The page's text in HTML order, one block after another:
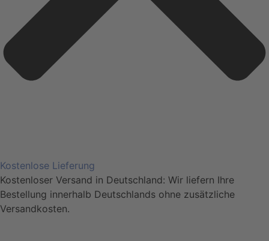
Kostenlose Lieferung
Kostenloser Versand in Deutschland: Wir liefern Ihre
Bestellung innerhalb Deutschlands ohne zusätzliche
Versandkosten.